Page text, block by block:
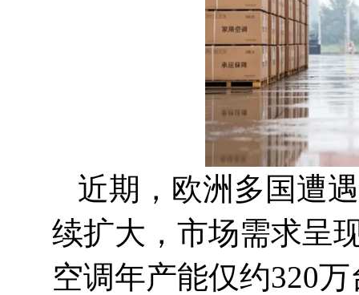
近期，欧洲多国遭
续扩大，市场需求呈
空调年产能仅约320